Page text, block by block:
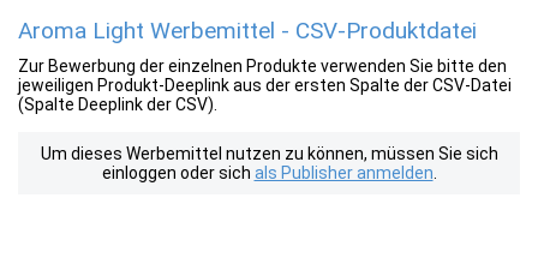
Aroma Light Werbemittel - CSV-Produktdatei
Zur Bewerbung der einzelnen Produkte verwenden Sie bitte den
jeweiligen Produkt-Deeplink aus der ersten Spalte der CSV-Datei
(Spalte Deeplink der CSV).
Um dieses Werbemittel nutzen zu können, müssen Sie sich
einloggen oder sich als Publisher anmelden